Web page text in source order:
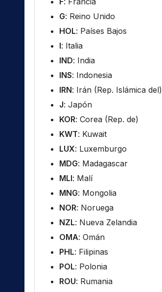
G: Reino Unido
HOL: Países Bajos
I: Italia
IND: India
INS: Indonesia
IRN: Irán (Rep. Islámica del)
J: Japón
KOR: Corea (Rep. de)
KWT: Kuwait
LUX: Luxemburgo
MDG: Madagascar
MLI: Malí
MNG: Mongolia
NOR: Noruega
NZL: Nueva Zelandia
OMA: Omán
PHL: Filipinas
POL: Polonia
ROU: Rumania